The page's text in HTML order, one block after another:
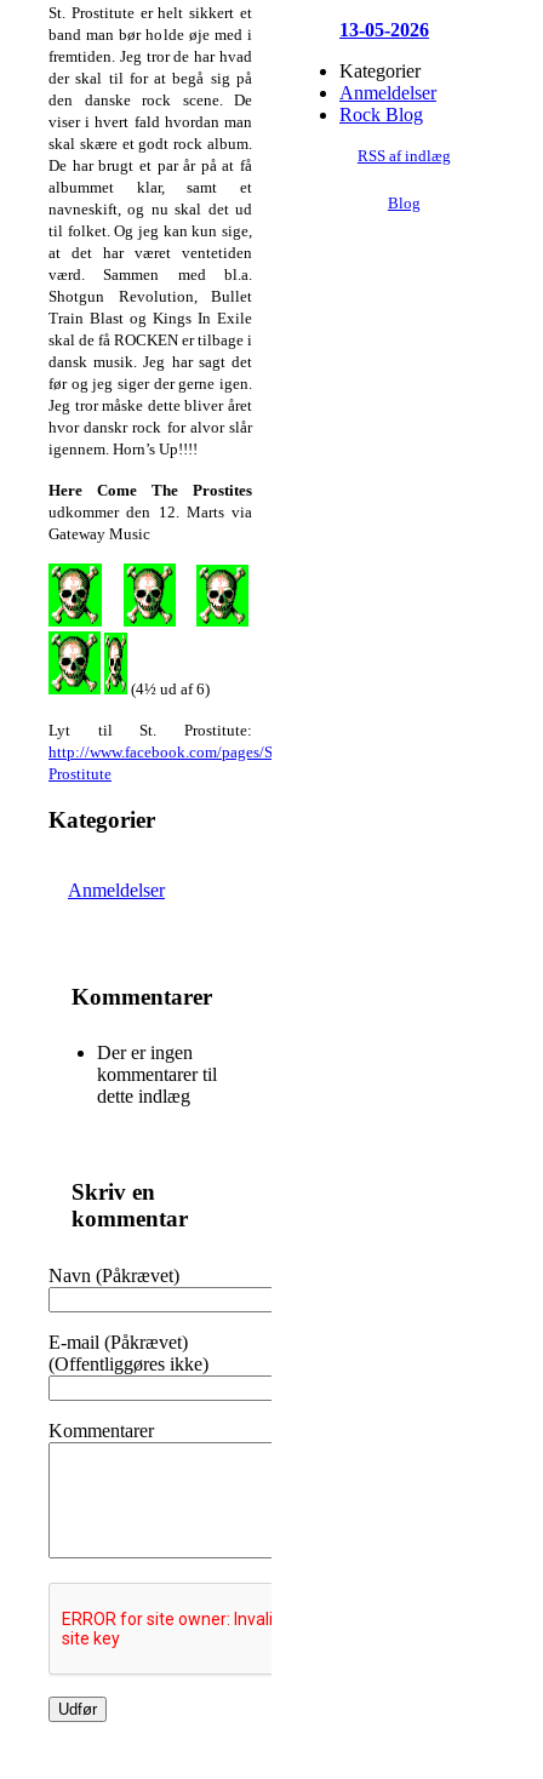
St. Prostitute er helt sikkert et
band man bør holde øje med i
fremtiden. Jeg tror de har hvad
der skal til for at begå sig på
den danske rock scene. De
viser i hvert fald hvordan man
skal skære et godt rock album.
De har brugt et par år på at få
albummet klar, samt et
navneskift, og nu skal det ud
til folket. Og jeg kan kun sige,
at det har været ventetiden
værd. Sammen med bl.a.
Shotgun Revolution, Bullet
Train Blast og Kings In Exile
skal de få ROCKEN er tilbage i
dansk musik. Jeg har sagt det
før og jeg siger der gerne igen.
Jeg tror måske dette bliver året
hvor danskr rock for alvor slår
igennem. Horn’s Up!!!!
Here Come The Prostites
udkommer den 12. Marts via
Gateway Music
(4½ ud af 6)
Lyt til St. Prostitute:
http://www.facebook.com/pages/St-
Prostitute
Kategorier
Anmeldelser
Kommentarer
Der er ingen
kommentarer til
dette indlæg
Skriv en
kommentar
Navn (Påkrævet)
E-mail (Påkrævet)
(Offentliggøres ikke)
Kommentarer
13-05-2026
Kategorier
Anmeldelser
Rock Blog
RSS af indlæg
Blog